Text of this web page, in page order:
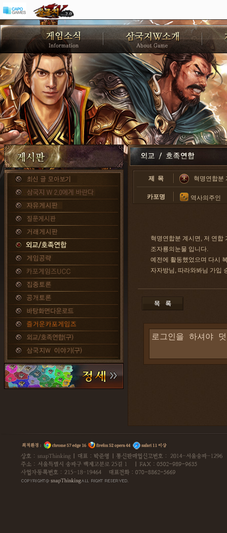
제 목 혁명연합분
카포명 역사의주인
혁명연합분 계시면, 저 연합
조자룡의눈물 입니다.
예전에 활동했었으며 다시
자자방님, 따라와봐님 가입